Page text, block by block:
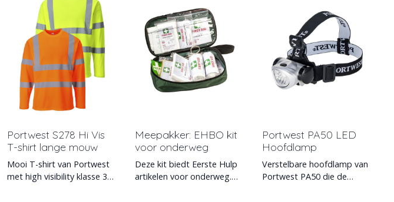
Portwest S278 Hi Vis
T-shirt lange mouw
Mooi T-shirt van Portwest
met high visibility klasse 3
Meepakker: EHBO kit
voor onderweg
Deze kit biedt Eerste Hulp
artikelen voor onderweg.
Portwest PA50 LED
Hoofdlamp
Verstelbare hoofdlamp van
Portwest PA50 die de